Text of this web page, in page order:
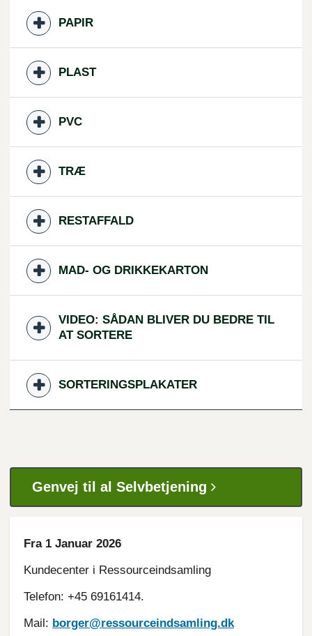
PAPIR
PLAST
PVC
TRÆ
RESTAFFALD
MAD- OG DRIKKEKARTON
VIDEO: SÅDAN BLIVER DU BEDRE TIL
AT SORTERE
SORTERINGSPLAKATER
Genvej til al Selvbetjening
Fra 1 Januar 2026
Kundecenter i Ressourceindsamling
Telefon: +45 69161414.
Mail: borger@ressourceindsamling.dk